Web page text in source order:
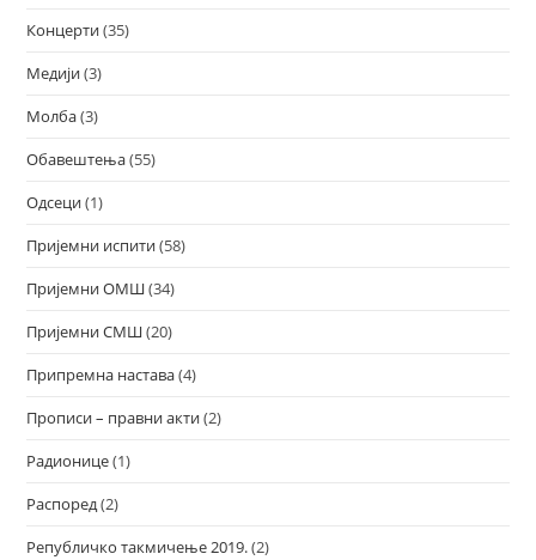
Концерти(35)
Медији(3)
Молба(3)
Обавештења(55)
Одсеци(1)
Пријемни испити(58)
Пријемни ОМШ(34)
Пријемни СМШ(20)
Припремна настава(4)
Прописи – правни акти(2)
Радионице(1)
Распоред(2)
Републичко такмичење 2019.(2)